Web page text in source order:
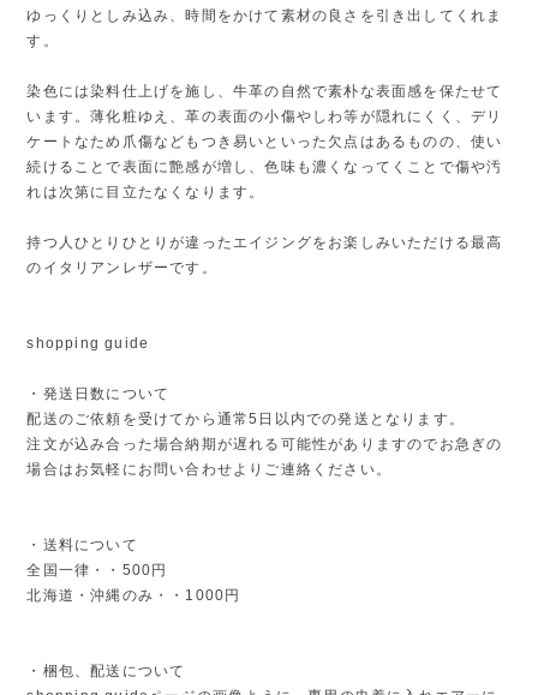
ゆっくりとしみ込み、時間をかけて素材の良さを引き出してくれま
す。
染色には染料仕上げを施し、牛革の自然で素朴な表面感を保たせて
います。薄化粧ゆえ、革の表面の小傷やしわ等が隠れにくく、デリ
ケートなため爪傷などもつき易いといった欠点はあるものの、使い
続けることで表面に艶感が増し、色味も濃くなってくことで傷や汚
れは次第に目立たなくなります。
持つ人ひとりひとりが違ったエイジングをお楽しみいただける最高
のイタリアンレザーです。
shopping guide
・発送日数について
配送のご依頼を受けてから通常5日以内での発送となります。
注文が込み合った場合納期が遅れる可能性がありますのでお急ぎの
場合はお気軽にお問い合わせよりご連絡ください。
・送料について
全国一律・・500円
北海道・沖縄のみ・・1000円
・梱包、配送について